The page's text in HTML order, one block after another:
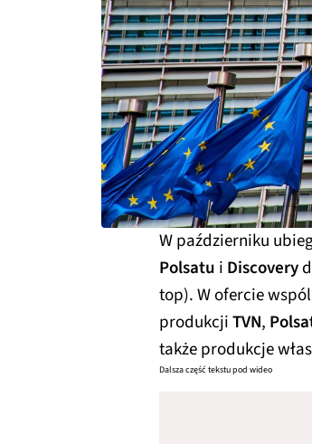
W październiku
Polsatu i Discovery
top). W ofercie
produkcjiTVN,
także produkcje
Dalsza część tekstu pod wideo